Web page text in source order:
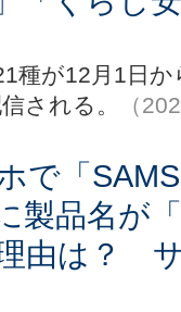
種が12月1日か
される。
（
で「
製品名が
由は？